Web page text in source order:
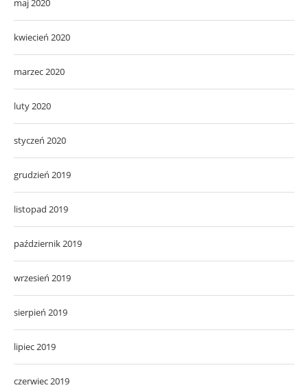
maj 2020
kwiecień 2020
marzec 2020
luty 2020
styczeń 2020
grudzień 2019
listopad 2019
październik 2019
wrzesień 2019
sierpień 2019
lipiec 2019
czerwiec 2019